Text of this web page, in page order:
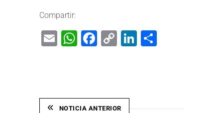
Compartir:
EmailWhatsApp
Facebook
CopyLinkedIn
NOTICIA ANTERIOR